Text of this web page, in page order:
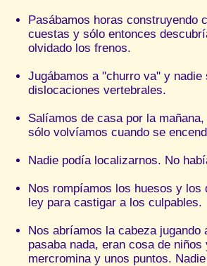
Pasábamos horas construyendo
cuestas y sólo entonces
olvidado los frenos.
Jugábamos a "churro va" y nadie
dislocaciones vertebrales.
Salíamos de casa por la
sólo volvíamos cuando se
Nadie podía localizarnos. No
Nos rompíamos los huesos y los
ley para castigar a los culpables.
Nos abríamos la cabeza jugando
pasaba nada, eran cosa de
mercromina y unos puntos.